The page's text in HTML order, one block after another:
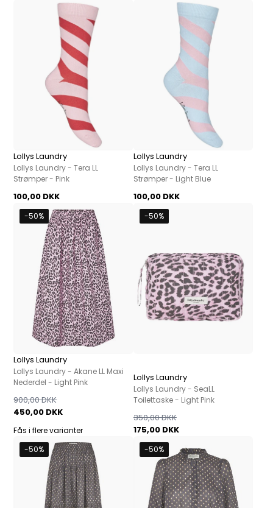
Lollys Laundry
Lollys Laundry - Tera LL
Strømper - Pink
100,00 DKK
Lollys Laundry
Lollys Laundry - Tera LL
Strømper - Light Blue
100,00 DKK
-50%
Lollys Laundry
Lollys Laundry - Akane LL Maxi
Nederdel - Light Pink
450,00 DKK
900,00 DKK
Fås i flere varianter
-50%
Lollys Laundry
Lollys Laundry - SeaLL
Toilettaske - Light Pink
175,00 DKK
350,00 DKK
-50% -50%